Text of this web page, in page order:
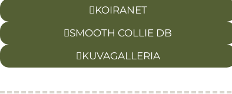
KOIRANET
SMOOTH COLLIE DB
KUVAGALLERIA